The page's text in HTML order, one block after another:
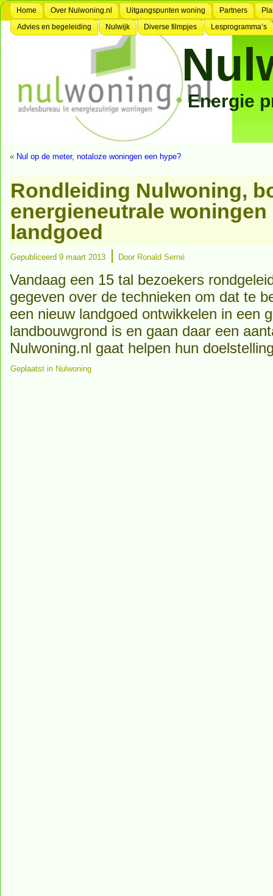
Home Over Nulwoning.nl Uitgangspunten woning Partners
Advies en begeleiding
Nulwijk Diverse filmpjes Lesprogramma’s
Energie
« Nul op de meter, notaloze woningen een hype?
Rondleiding Nulwoning,
energieneutrale woningen
landgoed
Gepubliceerd 9 maart 2013 | Door Ronald Serné
Vandaag een 15 tal bezoekers
gegeven over de technieken om dat te
een nieuw landgoed ontwikkelen in een
landbouwgrond is en gaan daar een
Nulwoning.nl gaat helpen hun
Geplaatst in Nulwoning